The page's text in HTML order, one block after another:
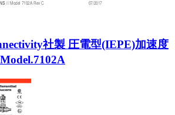
社製 圧電型(IEPE)加速度